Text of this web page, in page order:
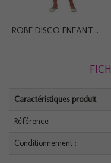
ROBE DISCO ENFANT...
Caractéristiques produit
Référence :
Conditionnement :